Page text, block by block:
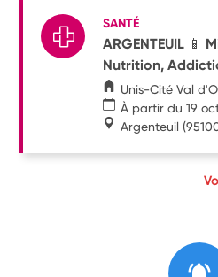
SANTÉ
ARGENTEUIL 📱
Nutrition,
Unis-Cité Val
À partir du 19
Argenteuil